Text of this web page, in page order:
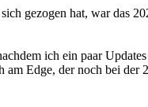
gezogen hat, war das
ich ein paar
am Edge, der noch bei der